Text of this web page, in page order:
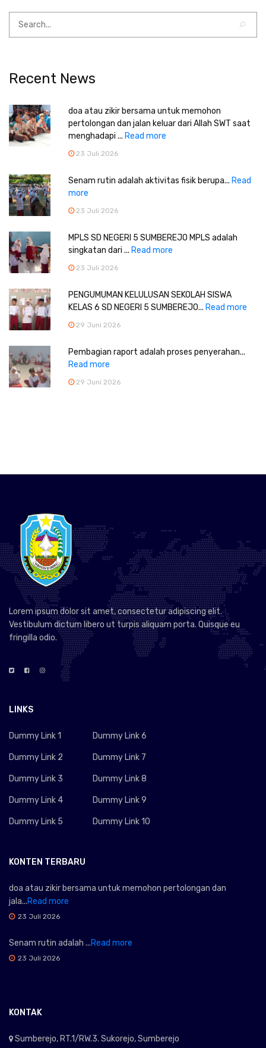
Recent News
doa atau zikir bersama untuk memohon
pertolongan dan jalan keluar dari Allah SWT saat
menghadapi ... Read more
23 Juli 2026
Senam rutin adalah aktivitas fisik berupa... Read
more
23 Juli 2026
MPLS SD NEGERI 5 SUMBEREJO MPLS adalah
singkatan dari ... Read more
23 Juli 2026
PENGUMUMAN KELULUSAN SEKOLAH SISWA
KELAS 6 SD NEGERI 5 SUMBEREJO... Read more
29 Juni 2026
Pembagian raport adalah proses penyerahan...
Read more
29 Juni 2026
Lorem ipsum dolor sit amet, consectetur adipiscing elit.
Vestibulum dictum libero ut turpis aliquam porta. Quisque eu
fringilla odio.
LINKS
Dummy Link 1
Dummy Link 2
Dummy Link 3
Dummy Link 4
Dummy Link 5
Dummy Link 6
Dummy Link 7
Dummy Link 8
Dummy Link 9
Dummy Link 10
KONTEN TERBARU
doa atau zikir bersama untuk memohon pertolongan dan
jala...Read more
23 Juli 2026
Senam rutin adalah ...Read more
23 Juli 2026
KONTAK
Sumberejo, RT.1/RW.3. Sukorejo, Sumberejo